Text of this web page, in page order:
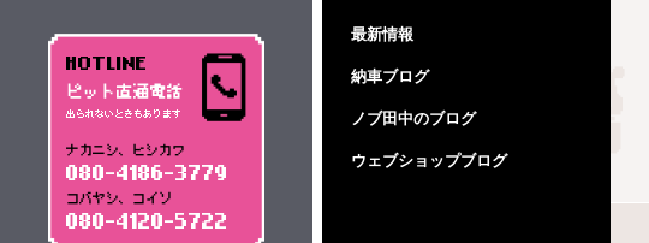
最新情報
納車ブログ
ノブ田中のブログ
ウェブショップブログ
HOTLINE
ピット直通電話
出られないときもあります
ナカニシ、ヒシカワ
080-4186-3779
コバヤシ、コイソ
080-4120-5722